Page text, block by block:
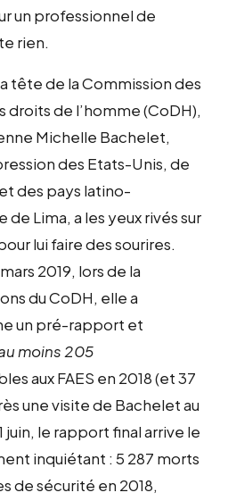
un professionnel de
rien.
tête de la Commission des
droits de l’homme (CoDH),
Michelle Bachelet,
des Etats-Unis, de
des pays latino-
Lima, a les yeux rivés sur
lui faire des sourires.
2019, lors de la
du CoDH, elle a
un pré-rapport et
moins 205
aux FAES en 2018 (et 37
une visite de Bachelet au
juin, le rapport final arrive le
inquiétant : 5 287 morts
de sécurité en 2018,